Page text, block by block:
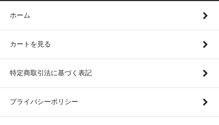
ホーム
カートを見る
特定商取引法に基づく表記
プライバシーポリシー